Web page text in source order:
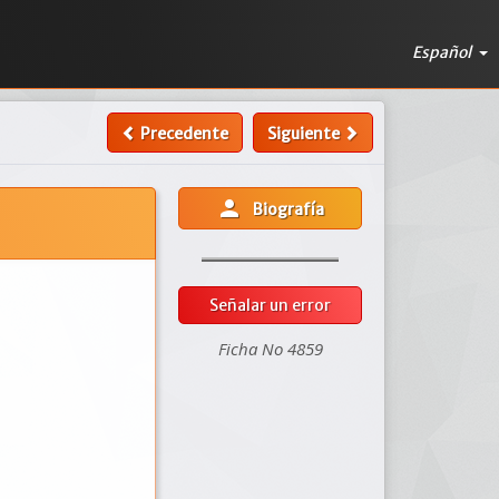
Español
Precedente Siguiente
person Biografía
Señalar un error
Ficha No 4859